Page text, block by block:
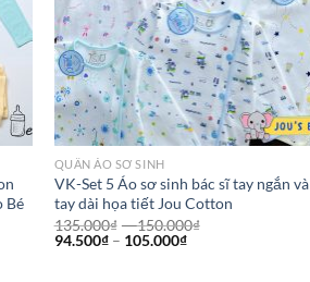
Bé
QUẦN ÁO SƠ SINH
VK-Set 5 Áo sơ sinh bác sĩ tay ngắn và
tay dài họa tiết Jou Cotton
135.000₫ –150.000₫
94.500₫– 105.000₫